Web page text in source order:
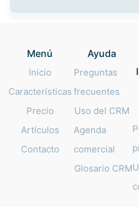
Menú
Inicio
Características
Precio
Artículos
Contacto
Ayuda
Preguntas
frecuentes
Uso del CRM
Agenda
comercial
Glosario CRM